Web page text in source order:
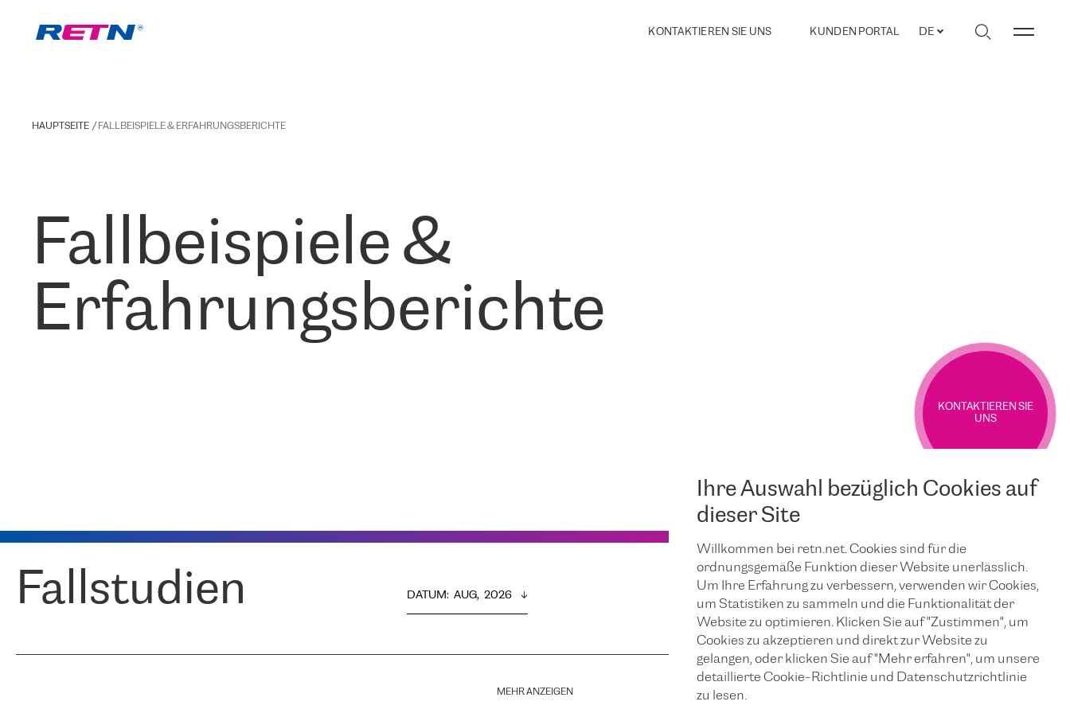
KONTAKTIEREN SIE UNS KUNDEN PORTAL DE
Ihre Auswahl bezüglich Cookies auf
dieser Site
Willkommen bei retn.net. Cookies sind für die
ordnungsgemäße Funktion dieser Website unerlässlich.
Um Ihre Erfahrung zu verbessern, verwenden wir Cookies,
um Statistiken zu sammeln und die Funktionalität der
Website zu optimieren. Klicken Sie auf "Zustimmen", um
Cookies zu akzeptieren und direkt zur Website zu
gelangen, oder klicken Sie auf "Mehr erfahren", um unsere
detaillierte Cookie-Richtlinie und Datenschutzrichtlinie
zu lesen.
HAUPTSEITE FALLBEISPIELE & ERFAHRUNGSBERICHTE
Fallbeispiele &
Erfahrungsberichte
KONTAKTIEREN SIE
UNS
Fallstudien DATUM: AUG,  2026
MEHR ANZEIGEN